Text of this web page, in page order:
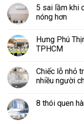
5 sai lầm khi
nóng hơn
Hưng Phú
TPHCM
Chiếc lỗ nhỏ
nhiều người
8 thói quen